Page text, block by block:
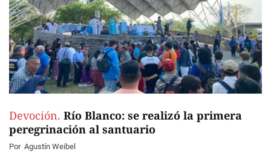
Devoción. Río Blanco: se realizó la primera
peregrinación al santuario
Por Agustín Weibel